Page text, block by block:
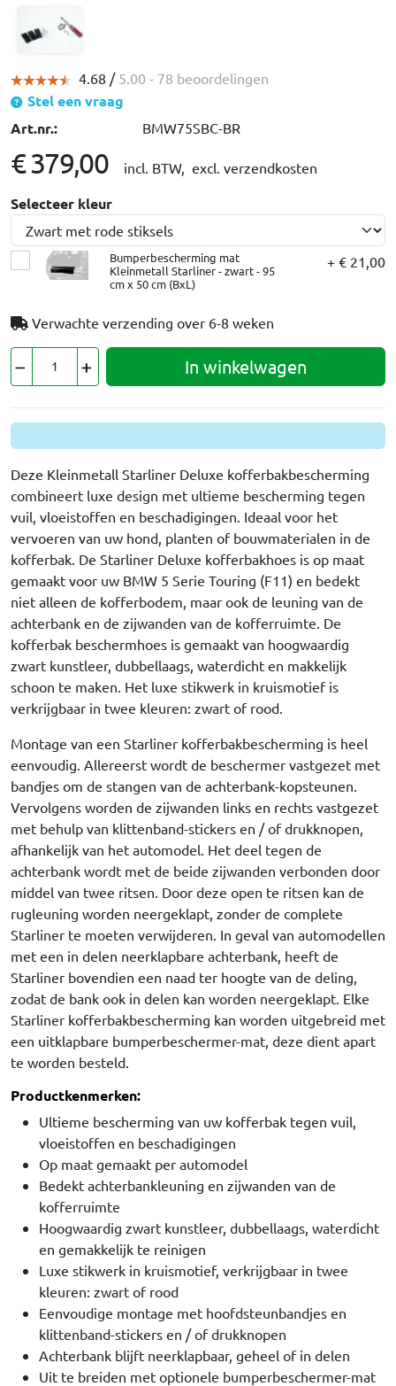
4.68 / 5.00 - 78 beoordelingen
Stel een vraag
Art.nr.:
BMW75SBC-BR
€ 379,00 incl. BTW, excl. verzendkosten
Selecteer kleur
Bumperbescherming mat
Kleinmetall Starliner - zwart - 95
cm x 50 cm (BxL)
+ € 21,00
Verwachte verzending over 6-8 weken
In winkelwagen
Deze Kleinmetall Starliner Deluxe kofferbakbescherming
combineert luxe design met ultieme bescherming tegen
vuil, vloeistoffen en beschadigingen. Ideaal voor het
vervoeren van uw hond, planten of bouwmaterialen in de
kofferbak. De Starliner Deluxe kofferbakhoes is op maat
gemaakt voor uw BMW 5 Serie Touring (F11) en bedekt
niet alleen de kofferbodem, maar ook de leuning van de
achterbank en de zijwanden van de kofferruimte. De
kofferbak beschermhoes is gemaakt van hoogwaardig
zwart kunstleer, dubbellaags, waterdicht en makkelijk
schoon te maken. Het luxe stikwerk in kruismotief is
verkrijgbaar in twee kleuren: zwart of rood.
Montage van een Starliner kofferbakbescherming is heel
eenvoudig. Allereerst wordt de beschermer vastgezet met
bandjes om de stangen van de achterbank-kopsteunen.
Vervolgens worden de zijwanden links en rechts vastgezet
met behulp van klittenband-stickers en / of drukknopen,
afhankelijk van het automodel. Het deel tegen de
achterbank wordt met de beide zijwanden verbonden door
middel van twee ritsen. Door deze open te ritsen kan de
rugleuning worden neergeklapt, zonder de complete
Starliner te moeten verwijderen. In geval van automodellen
met een in delen neerklapbare achterbank, heeft de
Starliner bovendien een naad ter hoogte van de deling,
zodat de bank ook in delen kan worden neergeklapt. Elke
Starliner kofferbakbescherming kan worden uitgebreid met
een uitklapbare bumperbeschermer-mat, deze dient apart
te worden besteld.
Productkenmerken:
Ultieme bescherming van uw kofferbak tegen vuil,
vloeistoffen en beschadigingen
Op maat gemaakt per automodel
Bedekt achterbankleuning en zijwanden van de
kofferruimte
Hoogwaardig zwart kunstleer, dubbellaags, waterdicht
en gemakkelijk te reinigen
Luxe stikwerk in kruismotief, verkrijgbaar in twee
kleuren: zwart of rood
Eenvoudige montage met hoofdsteunbandjes en
klittenband-stickers en / of drukknopen
Achterbank blijft neerklapbaar, geheel of in delen
Uit te breiden met optionele bumperbeschermer-mat